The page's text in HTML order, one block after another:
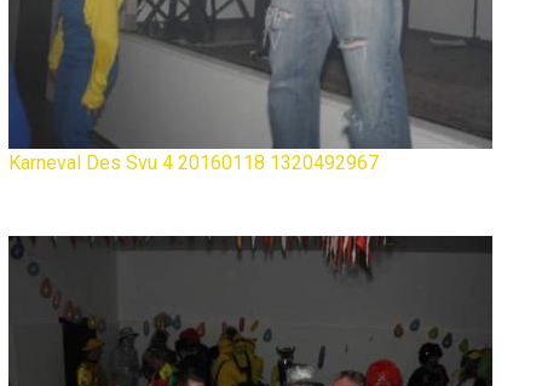
Karneval Des Svu 4 20160118 1320492967